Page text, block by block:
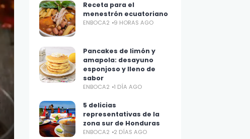
Receta para el
menestrón ecuatoriano
ENBOCA2 9 HORAS AGO
Pancakes de limón y
amapola: desayuno
esponjoso y lleno de
sabor
ENBOCA2 1 DÍA AGO
5 delicias
representativas de la
zona sur de Honduras
ENBOCA2 2 DÍAS AGO